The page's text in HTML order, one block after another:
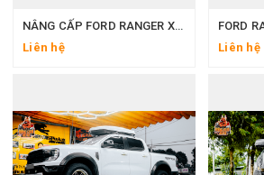
NÂNG CẤP FORD RANGER XLS THÀNH RAPTOR VỚI CHI PHÍ 50 TRIỆU – CÓ XỨNG ĐÁNG KHÔNG?
Liên hệ
Liên hệ